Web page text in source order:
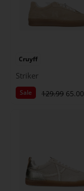
Cruyff
Striker
Sale 129.99 65.00